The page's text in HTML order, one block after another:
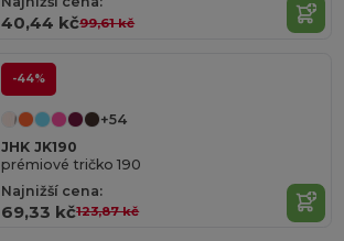
40,44 kč99,61 kč
-44%
+54
JHK JK190
prémiové tričko 190
Najnižší cena:
69,33 kč123,87 kč